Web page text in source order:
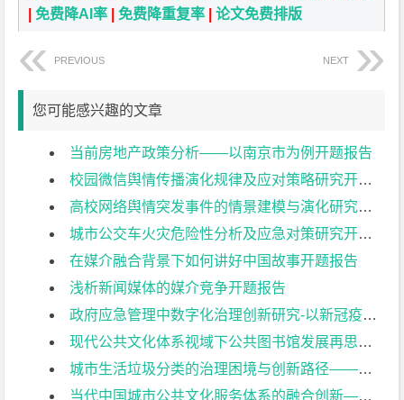
|免费降AI率 |免费降重复率 |论文免费排版
PREVIOUS NEXT
您可能感兴趣的文章
当前房地产政策分析——以南京市为例开题报告
校园微信舆情传播演化规律及应对策略研究开题报告
高校网络舆情突发事件的情景建模与演化研究开题报告
城市公交车火灾危险性分析及应急对策研究开题报告
在媒介融合背景下如何讲好中国故事开题报告
浅析新闻媒体的媒介竞争开题报告
政府应急管理中数字化治理创新研究-以新冠疫情“健康码”推行为例开题报告
现代公共文化体系视域下公共图书馆发展再思考——以南京图书馆为例开题报告
城市生活垃圾分类的治理困境与创新路径——以南京市为例开题报告
当代中国城市公共文化服务体系的融合创新——基于空间、弹性、制度三要素的研究开题报告